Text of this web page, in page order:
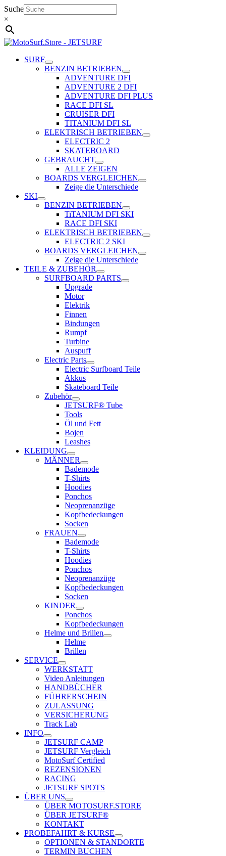
Zum
Inhalt
springen
Suche
×
SURF
BENZIN BETRIEBEN
ADVENTURE DFI
ADVENTURE 2 DFI
ADVENTURE DFI PLUS
RACE DFI SL
CRUISER DFI
TITANIUM DFI SL
ELEKTRISCH BETRIEBEN
ELECTRIC 2
SKATEBOARD
GEBRAUCHT
ALLE ZEIGEN
BOARDS VERGLEICHEN
Zeige die Unterschiede
SKI
BENZIN BETRIEBEN
TiTANIUM DFI SKI
RACE DFI SKI
ELEKTRISCH BETRIEBEN
ELECTRIC 2 SKI
BOARDS VERGLEICHEN
Zeige die Unterschiede
TEILE & ZUBEHÖR
SURFBOARD PARTS
Upgrade
Motor
Elektrik
Finnen
Bindungen
Rumpf
Turbine
Auspuff
Electric Parts
Electric Surfboard Teile
Akkus
Skateboard Teile
Zubehör
JETSURF® Tube
Tools
Öl und Fett
Bojen
Leashes
KLEIDUNG
MÄNNER
Bademode
T-Shirts
Hoodies
Ponchos
Neoprenanzüge
Kopfbedeckungen
Socken
FRAUEN
Bademode
T-Shirts
Hoodies
Ponchos
Neoprenanzüge
Kopfbedeckungen
Socken
KINDER
Ponchos
Kopfbedeckungen
Helme und Brillen
Helme
Brillen
SERVICE
WERKSTATT
Video Anleitungen
HANDBÜCHER
FÜHRERSCHEIN
ZULASSUNG
VERSICHERUNG
Track Lab
INFO
JETSURF CAMP
JETSURF Vergleich
MotoSurf Certified
REZENSIONEN
RACING
JETSURF SPOTS
ÜBER UNS
ÜBER MOTOSURF.STORE
ÜBER JETSURF®
KONTAKT
PROBEFAHRT & KURSE
OPTIONEN & STANDORTE
TERMIN BUCHEN